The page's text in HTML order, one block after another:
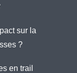
sur la
?
en trail